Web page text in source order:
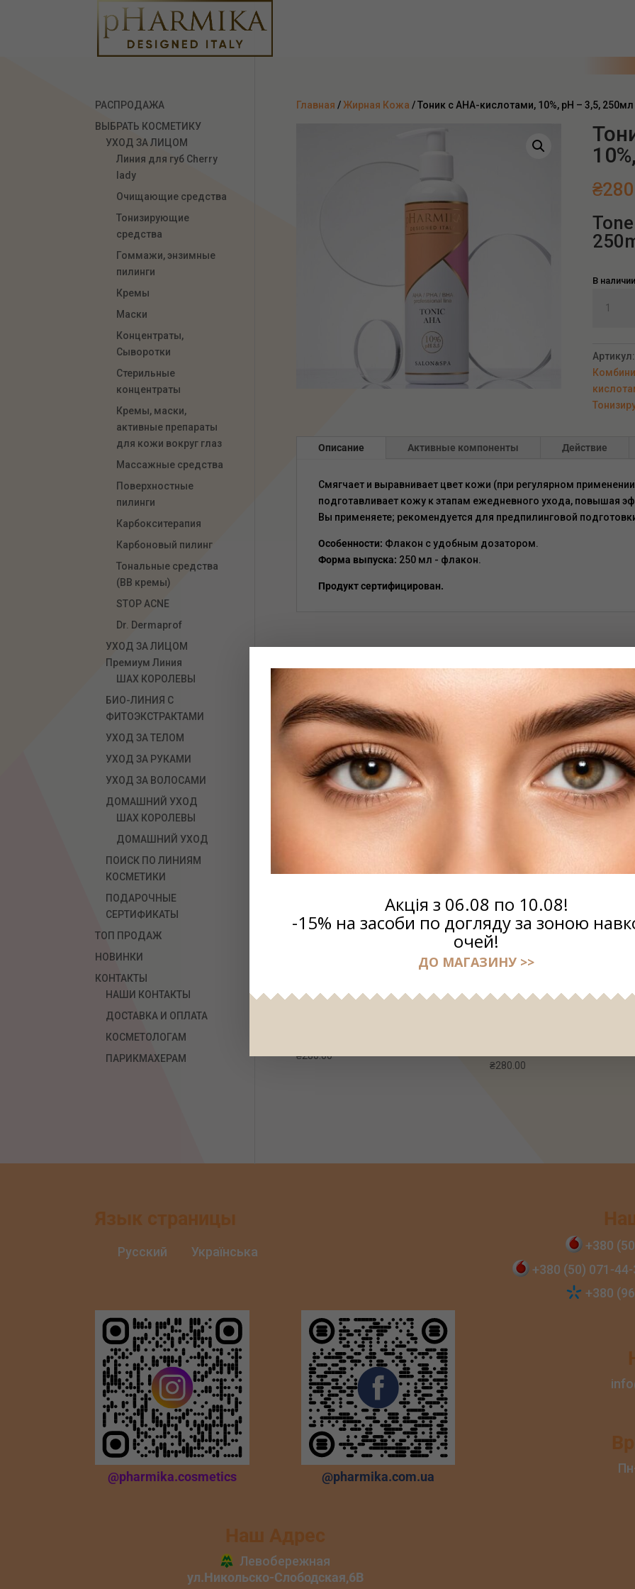
Главная / Жирная Кожа / Тоник с AHA-кислотами, 10%, pH – 3,5, 250мл
₴
В наличии
товара
AHA-
10%,
pH
3,5,
Описание Активные компоненты Действие
Смягчает и выравнивает цвет кожи (при регулярном
подготавливает кожу к этапам ежедневного ухода, повышая
Вы применяете; рекомендуется для предпилинговой
Особенности: Флакон с удобным дозатором.
Форма выпуска: 250 мл - флакон.
Продукт сертифицирован.
Оставьте отзыв первым…
ОСТАВИТЬ ОТЗЫВ
С этим препаратом
₴280.00
₴280.00
РАСПРОДАЖА
ВЫБРАТЬ КОСМЕТИКУ
УХОД ЗА ЛИЦОМ
Линия для губ Сherry
lady
Очищающие средства
Тонизирующие
средства
Гоммажи, энзимные
пилинги
Кремы
Маски
Концентраты,
Сыворотки
Стерильные
концентраты
Кремы, маски,
активные препараты
для кожи вокруг глаз
Массажные средства
Поверхностные
пилинги
Карбокситерапия
Карбоновый пилинг
Тональные средства
(ВВ кремы)
STOP ACNE
Dr. Dermaprof
УХОД ЗА ЛИЦОМ
Премиум Линия
ШАХ КОРОЛЕВЫ
БИО-ЛИНИЯ С
ФИТОЭКСТРАКТАМИ
УХОД ЗА ТЕЛОМ
УХОД ЗА РУКАМИ
УХОД ЗА ВОЛОСАМИ
ДОМАШНИЙ УХОД
ШАХ КОРОЛЕВЫ
ДОМАШНИЙ УХОД
ПОИСК ПО ЛИНИЯМ
КОСМЕТИКИ
ПОДАРОЧНЫЕ
СЕРТИФИКАТЫ
ТОП ПРОДАЖ
НОВИНКИ
КОНТАКТЫ
НАШИ КОНТАКТЫ
ДОСТАВКА И ОПЛАТА
КОСМЕТОЛОГАМ
ПАРИКМАХЕРАМ
Язык страницы
Русский Українська
@pharmika.cosmetics @pharmika.com.ua
Наш Адрес
+380
+380 (50)
+380
Акція з 06.08 по 10.08!
-15% на засоби по догляду за зоною
очей!
ДО МАГАЗИНУ >>